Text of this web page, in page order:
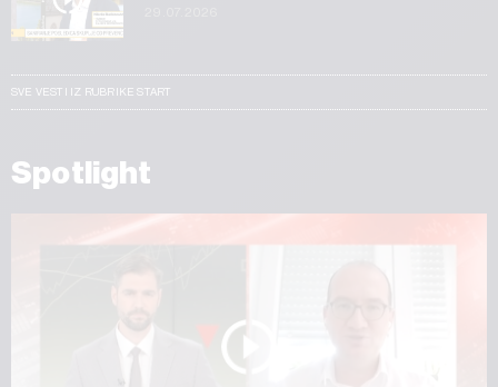
SVE VESTI IZ RUBRIKE START
Spotlight